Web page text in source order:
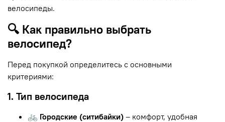
велосипеды.
🔍 Как правильно выбрать
велосипед?
Перед покупкой определитесь с основными
критериями:
1. Тип велосипеда
🚲 Городские (ситибайки) – комфорт, удобная